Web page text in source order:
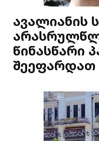
ავალიანის
წინასწარი
შეეფარდათ